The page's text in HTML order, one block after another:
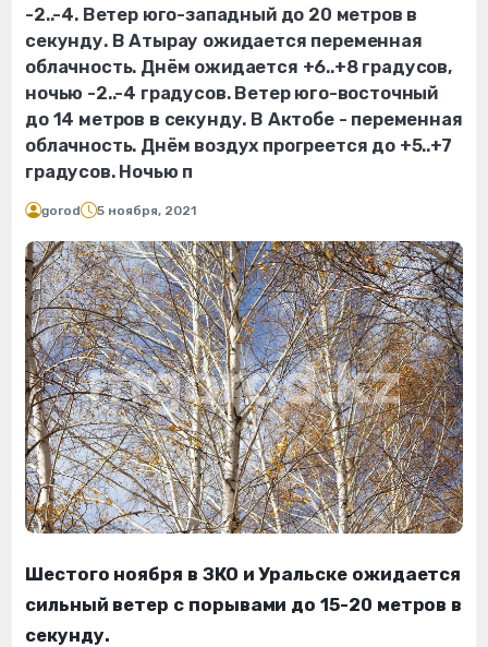
-2..-4. Ветер юго-западный до 20 метров в
секунду. В Атырау ожидается переменная
облачность. Днём ожидается +6..+8 градусов,
ночью -2..-4 градусов. Ветер юго-восточный
до 14 метров в секунду. В Актобе - переменная
облачность. Днём воздух прогреется до +5..+7
градусов. Ночью п
gorod 5 ноября, 2021
Шестого ноября в ЗКО и Уральске ожидается
сильный ветер с порывами до 15-20 метров в
секунду.